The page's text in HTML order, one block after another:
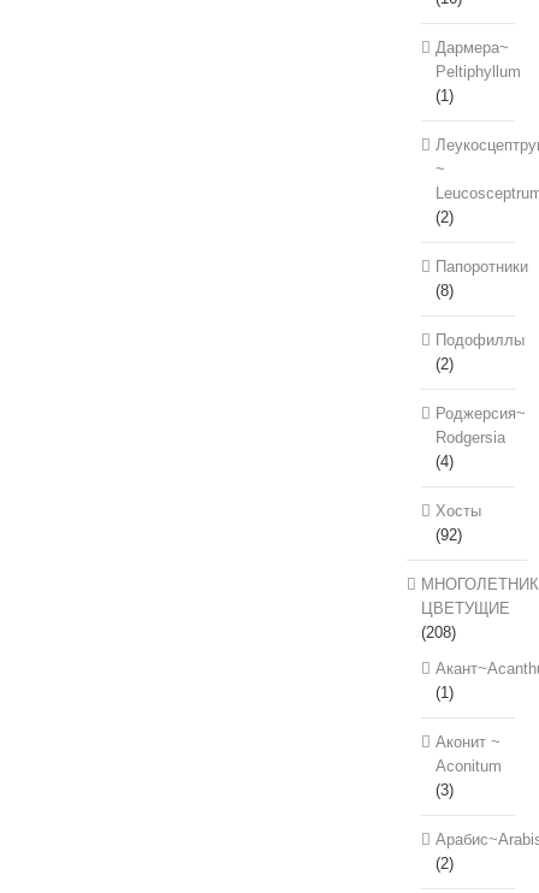
Дармера~
Peltiphyllum
(1)
~
(2)
Папоротники
(8)
Подофиллы
(2)
Роджерсия~
Rodgersia
(4)
Хосты
(92)
ЦВЕТУЩИЕ
(208)
(1)
Аконит ~
Aconitum
(3)
(2)